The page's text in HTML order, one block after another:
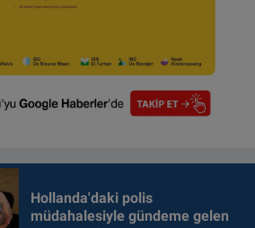
Hollanda'daki polis
müdahalesiyle gündeme gelen